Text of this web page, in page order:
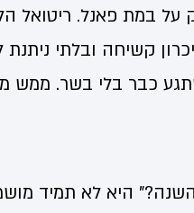
על במת פאנל. ריטואל
קשיחה ובלתי ניתנת
כבר בלי בשר. ממש
היא לא תמיד